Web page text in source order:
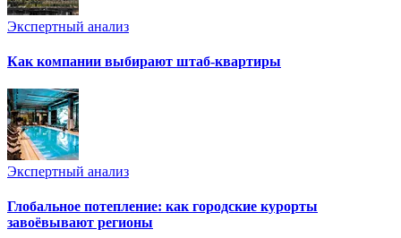
Экспертный анализ
Как компании выбирают штаб-квартиры
Экспертный анализ
Глобальное потепление: как городские курорты
завоёвывают регионы